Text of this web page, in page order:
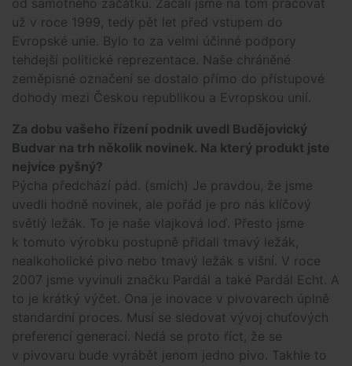
už v roce 1999, tedy pět let před vstupem do
Evropské unie. Bylo to za velmi účinné podpory
tehdejší politické reprezentace. Naše chráněné
zeměpisné označení se dostalo přímo do přístupové
dohody mezi Českou republikou a Evropskou unií.
Za dobu vašeho řízení podnik uvedl Budějovický
Budvar na trh několik novinek. Na který produkt jste
nejvíce pyšný?
Pýcha předchází pád. (smích) Je pravdou, že jsme
uvedli hodně novinek, ale pořád je pro nás klíčový
světlý ležák. To je naše vlajková loď. Přesto jsme
k tomuto výrobku postupně přidali tmavý ležák,
nealkoholické pivo nebo tmavý ležák s višní. V roce
2007 jsme vyvinuli značku Pardál a také Pardál Echt. A
to je krátký výčet. Ona je inovace v pivovarech úplně
standardní proces. Musí se sledovat vývoj chuťových
preferencí generací. Nedá se proto říct, že se
v pivovaru bude vyrábět jenom jedno pivo. Takhle to